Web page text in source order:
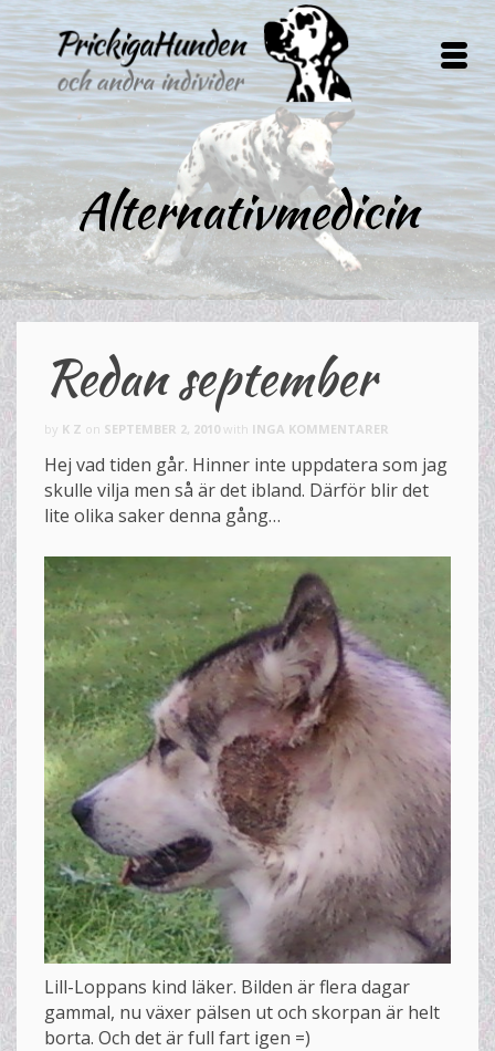
Alternativmedicin
Redan september
by K Z on SEPTEMBER 2, 2010 with INGA KOMMENTARER
Hej vad tiden går. Hinner inte uppdatera som jag
skulle vilja men så är det ibland. Därför blir det
lite olika saker denna gång…
Lill-Loppans kind läker. Bilden är flera dagar
gammal, nu växer pälsen ut och skorpan är helt
borta. Och det är full fart igen =)